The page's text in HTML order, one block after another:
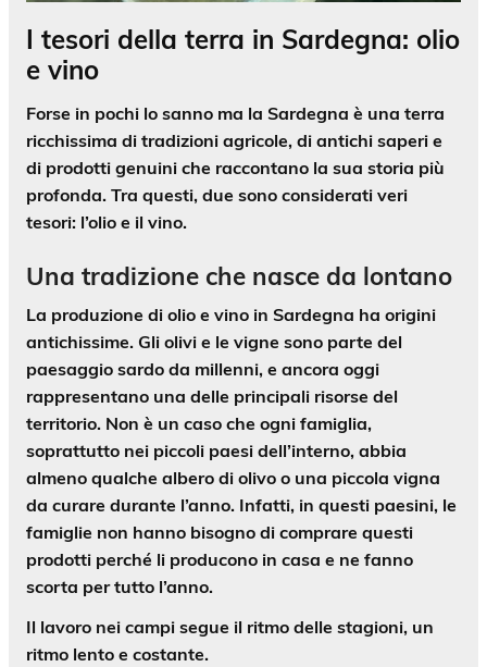
I tesori della terra in Sardegna: olio
e vino
Forse in pochi lo sanno ma la Sardegna è una terra
ricchissima di tradizioni agricole, di antichi saperi e
di prodotti genuini che raccontano la sua storia più
profonda. Tra questi, due sono considerati veri
tesori: l’olio e il vino.
Una tradizione che nasce da lontano
La produzione di olio e vino in Sardegna ha origini
antichissime. Gli olivi e le vigne sono parte del
paesaggio sardo da millenni, e ancora oggi
rappresentano una delle principali risorse del
territorio. Non è un caso che ogni famiglia,
soprattutto nei piccoli paesi dell’interno, abbia
almeno qualche albero di olivo o una piccola vigna
da curare durante l’anno. Infatti, in questi paesini, le
famiglie non hanno bisogno di comprare questi
prodotti perché li producono in casa e ne fanno
scorta per tutto l’anno.
Il lavoro nei campi segue il ritmo delle stagioni, un
ritmo lento e costante.